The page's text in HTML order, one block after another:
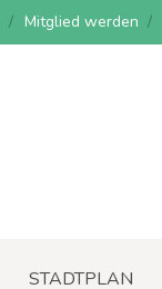
Mitglied werden
STADTPLAN